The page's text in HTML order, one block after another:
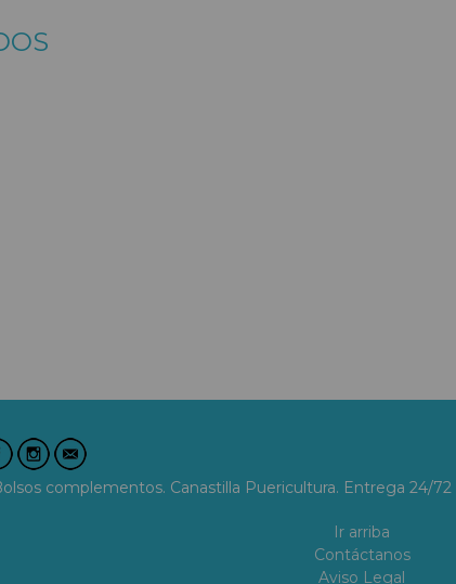
complementos. Canastilla Puericultura. Entrega 24/
Ir arriba
Contáctanos
Aviso Legal